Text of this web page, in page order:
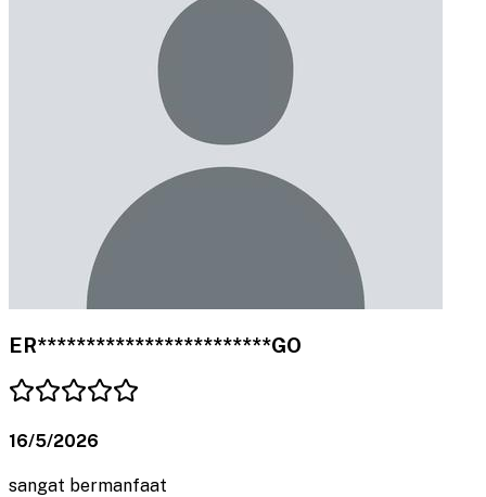
ER************************GO
16/5/2026
sangat bermanfaat